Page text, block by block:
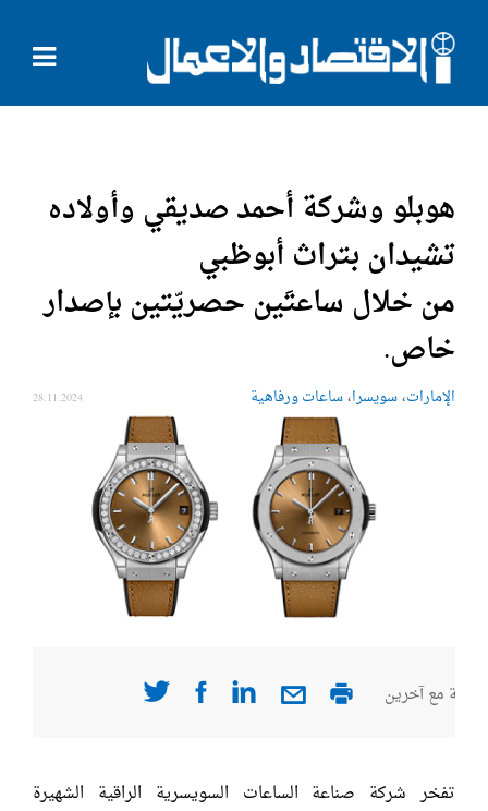
هوبلو وشركة أحمد صديقي وأولاده
تشيدان بتراث أبوظبي
من خلال ساعتَين حصريّتين بإصدار
خاص.
الإمارات،سويسرا،ساعات ورفاهية 28.11.2024
مع آخرين
تفخر شركة صناعة الساعات السويسرية الراقية الشهيرة